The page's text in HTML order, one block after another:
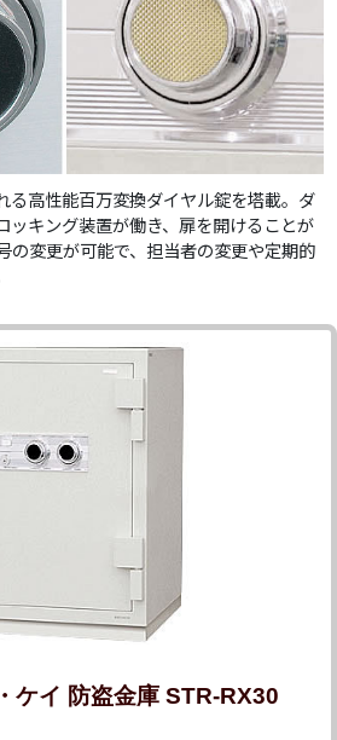
る高性能百万変換ダイヤル錠を塔載。ダ
ッキング装置が働き、扉を開けることが
の変更が可能で、担当者の変更や定期的
ケイ 防盗金庫 STR-RX30